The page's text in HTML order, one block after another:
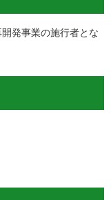
発事業の施行者とな